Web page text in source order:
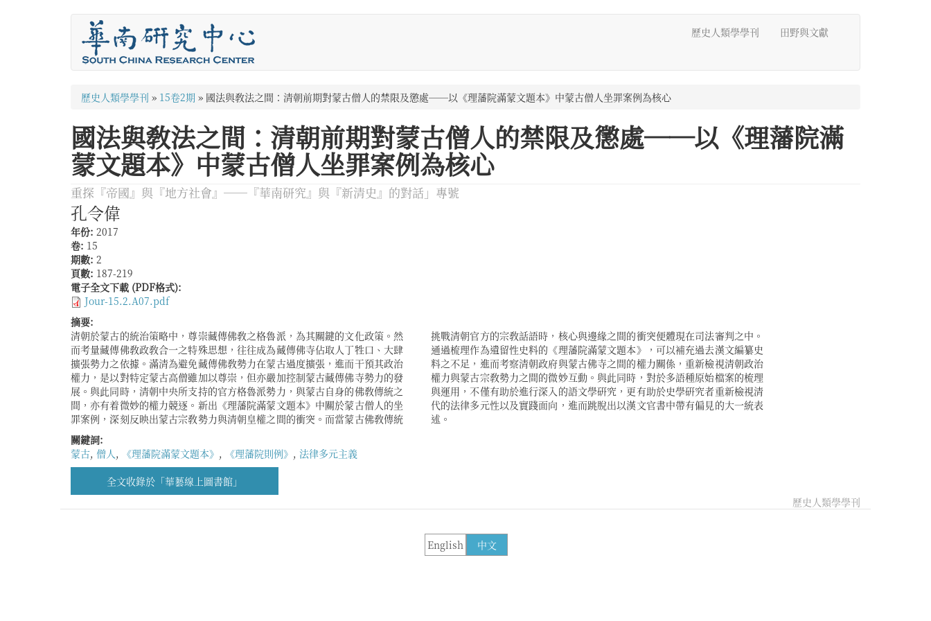
歷史人類學學刊 田野與文獻
您
在
這
裡
歷史人類學學刊 » 15卷2期 » 國法與敎法之間：清朝前期對蒙古僧人的禁限及懲處──以《理藩院滿蒙文題本》中蒙古僧人坐罪案例為核心
國法與敎法之間：清朝前期對蒙古僧人的禁限及懲處──以《理藩院滿
蒙文題本》中蒙古僧人坐罪案例為核心
重探『帝國』與『地方社會』──『華南研究』與『新清史』的對話」專號
孔令偉
年份: 2017
卷: 15
期數: 2
頁數: 187-219
電子全文下載 (PDF格式):
Jour-15.2.A07.pdf
摘要:
清朝於蒙古的統治策略中，尊崇藏傳佛敎之格魯派，為其關鍵的文化政策。然
而考量藏傳佛敎政敎合一之特殊思想，往往成為藏傳佛寺佔取人丁牲口、大肆
擴張勢力之依據。滿清為避免藏傳佛敎勢力在蒙古過度擴張，進而干預其政治
權力，是以對特定蒙古高僧雖加以尊崇，但亦嚴加控制蒙古藏傳佛寺勢力的發
展。與此同時，清朝中央所支持的官方格魯派勢力，與蒙古自身的佛敎傳統之
間，亦有着微妙的權力競逐。新出《理藩院滿蒙文題本》中關於蒙古僧人的坐
罪案例，深刻反映出蒙古宗敎勢力與清朝皇權之間的衝突。而當蒙古佛敎傳統
挑戰清朝官方的宗敎話語時，核心與邊緣之間的衝突便體現在司法審判之中。
通過梳理作為遺留性史料的《理藩院滿蒙文題本》，可以補充過去漢文編纂史
料之不足，進而考察清朝政府與蒙古佛寺之間的權力關係，重新檢視清朝政治
權力與蒙古宗敎勢力之間的微妙互動。與此同時，對於多語種原始檔案的梳理
與運用，不僅有助於進行深入的語文學硏究，更有助於史學硏究者重新檢視清
代的法律多元性以及實踐面向，進而跳脫出以漢文官書中帶有偏見的大一統表
述。
關鍵詞:
蒙古, 僧人, 《理藩院滿蒙文題本》 , 《理藩院則例》 , 法律多元主義
全文收錄於「華藝線上圖書館」
歷史人類學學刊
中文
English